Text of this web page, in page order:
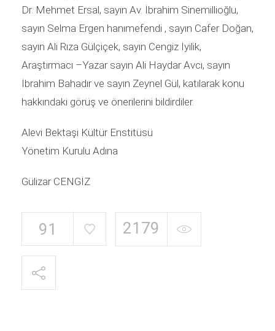
Dr. Mehmet Ersal, sayın Av. İbrahim Sinemillioğlu,
sayın Selma Ergen hanımefendi , sayın Cafer Doğan,
sayın Ali Rıza Gülçiçek, sayın Cengiz İyilik,
Araştırmacı –Yazar sayın Ali Haydar Avcı, sayın
İbrahim Bahadır ve sayın Zeynel Gül, katılarak konu
hakkındaki görüş ve önerilerini bildirdiler.
Alevi Bektaşi Kültür Enstitüsü
Yönetim Kurulu Adına
Gülizar CENGİZ
91 2179